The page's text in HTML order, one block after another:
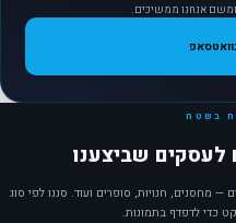
אנחנו ממשיכים.
בשטח
לעסקים שביצענו
מחסנים, חנויות, סופרים ועוד. סננו לפי סוג
כדי לדפדף בתמונות.